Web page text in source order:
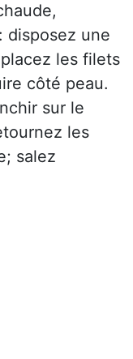
disposez une
les filets
côté peau.
sur le
les
salez